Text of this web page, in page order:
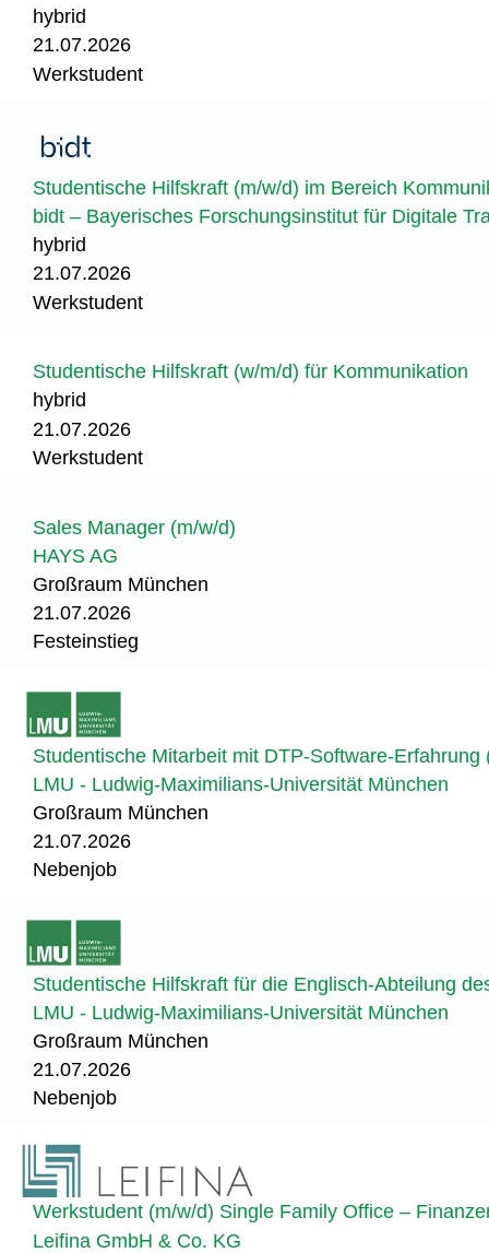
hybrid
21.07.2026
Werkstudent
Studentische Hilfskraft (m/w/d) im Bereich
bidt – Bayerisches Forschungsinstitut für Digitale
hybrid
21.07.2026
Werkstudent
Studentische Hilfskraft (w/m/d) für Kommunikation
hybrid
21.07.2026
Werkstudent
Sales Manager (m/w/d)
HAYS AG
Großraum München
21.07.2026
Festeinstieg
Studentische Mitarbeit mit DTP-Software-Erfahrung
LMU - Ludwig-Maximilians-Universität München
Großraum München
21.07.2026
Nebenjob
Studentische Hilfskraft für die Englisch-Abteilung
LMU - Ludwig-Maximilians-Universität München
Großraum München
21.07.2026
Nebenjob
Werkstudent (m/w/d) Single Family Office –
Leifina GmbH & Co. KG